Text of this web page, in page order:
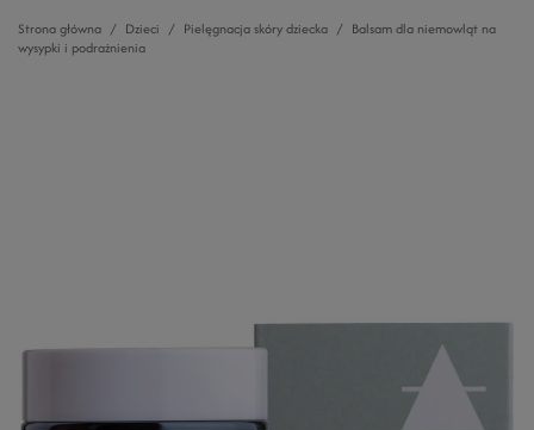
Strona główna Dzieci Pielęgnacja skóry dziecka
Balsam dla niemowląt na
wysypki i podrażnienia